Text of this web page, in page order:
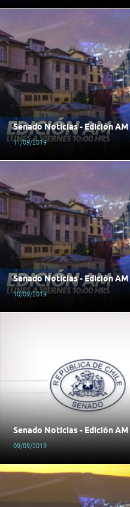
Senado Noticias - Edición AM
11/09/2019
Senado Noticias - Edición AM
10/09/2019
Senado Noticias - Edición AM
09/09/2019